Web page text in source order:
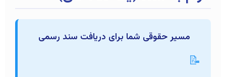
مسیر حقوقی شما برای دریافت سند رسمی
📝